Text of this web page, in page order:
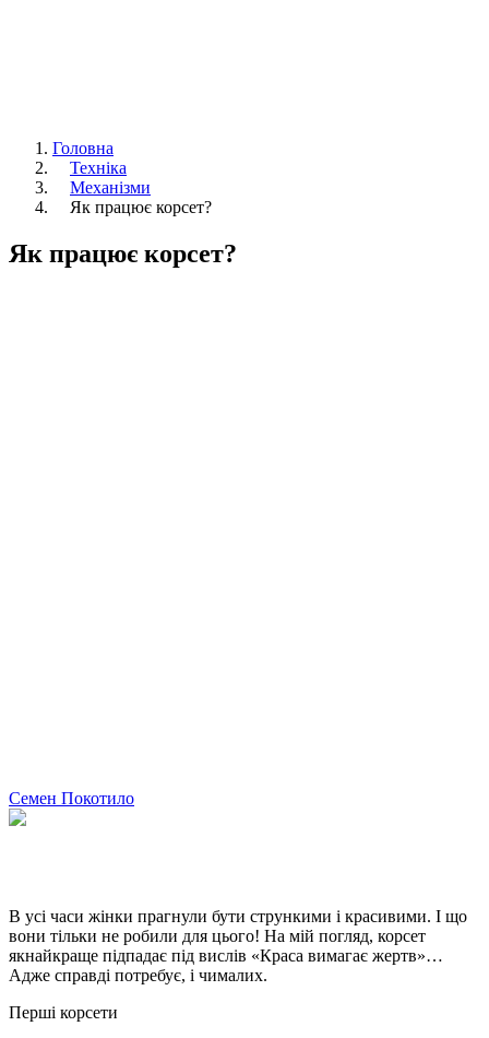
Головна
Техніка
Механізми
Як працює корсет?
Як працює корсет?
Семен Покотило
В усі часи жінки прагнули бути стрункими і красивими. І що
вони тільки не робили для цього! На мій погляд, корсет
якнайкраще підпадає під вислів «Краса вимагає жертв»…
Адже справді потребує, і чималих.
Перші корсети